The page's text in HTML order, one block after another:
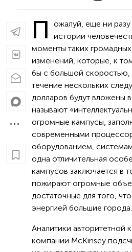
П
ожалуй, еще ни
истории
моменты таких
изменений, которые, к
бы с большой скоростью,
течение нескольких
долларов будут вложены
называют
огромные кампусы,
современными
оборудованием,
одна отличительная
кампусов заключается в
пожирают огромные
достаточные для того,
энергией большие города.
Аналитики авторитетной
компании McKinsey